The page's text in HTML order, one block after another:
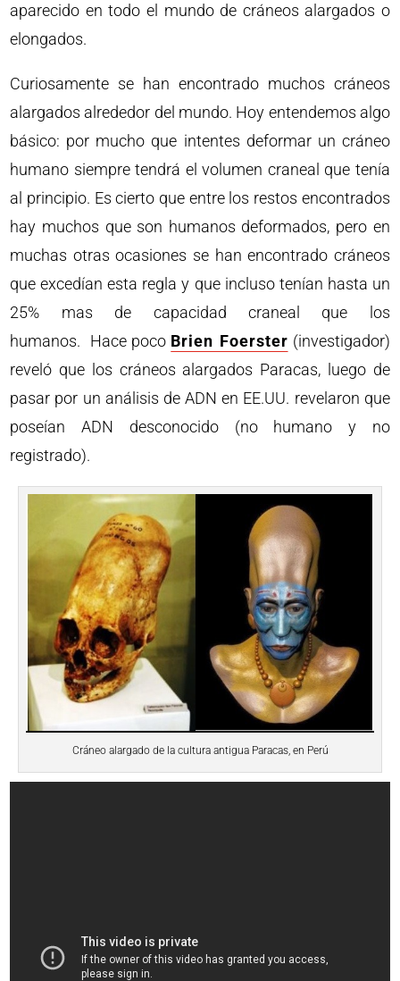
aparecido en todo el mundo de cráneos alargados o
elongados.
Curiosamente se han encontrado muchos cráneos
alargados alrededor del mundo. Hoy entendemos algo
básico: por mucho que intentes deformar un cráneo
humano siempre tendrá el volumen craneal que tenía
al principio. Es cierto que entre los restos encontrados
hay muchos que son humanos deformados, pero en
muchas otras ocasiones se han encontrado cráneos
que excedían esta regla y que incluso tenían hasta un
25% mas de capacidad craneal que los
humanos. Hace poco Brien Foerster (investigador)
reveló que los cráneos alargados Paracas, luego de
pasar por un análisis de ADN en EE.UU. revelaron que
poseían ADN desconocido (no humano y no
registrado).
Cráneo alargado de la cultura antigua Paracas, en Perú